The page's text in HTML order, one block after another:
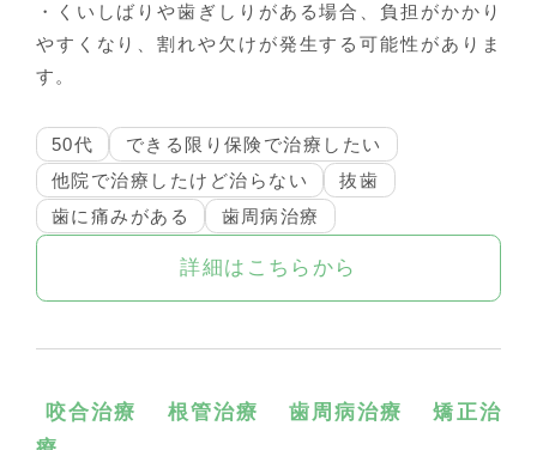
・くいしばりや歯ぎしりがある場合、負担がかかり
やすくなり、割れや欠けが発生する可能性がありま
す。
50代
できる限り保険で治療したい
他院で治療したけど治らない
抜歯
歯に痛みがある
歯周病治療
詳細はこちらから
咬合治療 根管治療 歯周病治療
矯正治